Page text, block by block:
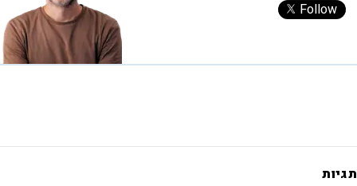
Follow
תגיות